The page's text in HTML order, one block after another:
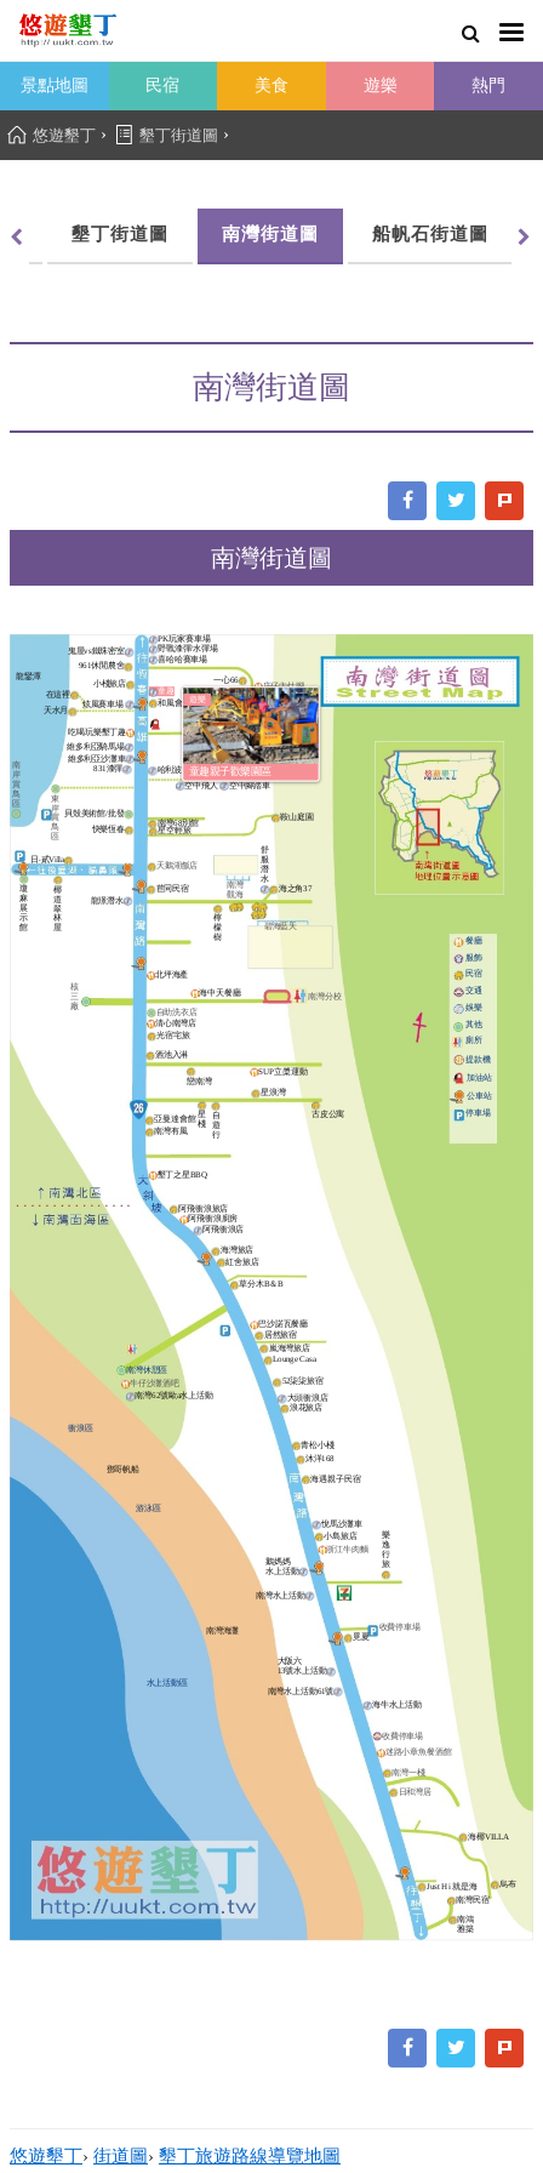
景點地圖 民宿 美食 遊樂 熱門
悠遊墾丁 › 墾丁街道圖 ›
墾丁街道圖 南灣街道圖 船帆石街道圖
南灣街道圖
南灣街道圖
遊樂
童趣親子歡樂園區
龍鑾潭
鄧哥帆船
衝浪區
南灣休憩區
南灣海灘
游泳區
水上活動區
大阪六
13號水上活動
南灣水上活動
餐廳
服飾
民宿
交通
娛樂
其他
廁所
提款機
加油站
停車場
PK玩家賽車場
喜哈哈賽車場
鬼屋vs鐵珠密室
炫風賽車場 和風會館
一心66
哈利波特飛球場 森林沙灘車
天鵝湖飯店
維多利亞沙灘車
東
岸
賞
鳥
區
南
岸
賞
鳥
區
貝殼美術館/批發
碧海藍天
南灣
觀海
北坪海產
清心南灣店
戀南灣
南灣分校
亞曼達會館
墾丁之星BBQ
椰
道
翠
林
屋
瓊
麻
展
示
館
龍璟潛水
核
三
廠
巴沙諾瓦餐廳
浪花旅店
大頭衝浪店
青松小棧
悅馬沙灘車
浙江牛肉麵
收費停車場
覓夏
迷路小章魚餐酒館
Just Hi 就是海
鵝媽媽
水上活動
海牛水上活動
樂
逸
行
旅
831漆彈
維多利亞騎馬場
童趣
古皮公寓
海灣旅店
悅
夏
小棧旅店
野戰漆彈/水彈場
小島旅店
烏布
南鴻
雅築
公車站
天水月
空中飛人 空中腳踏車
星浪灣
961休閒農舍
賀
宜
拉
星
棧
海遇親子民宿
Yellow House 俱樂部
Yellow House
在這裡
庄仔內灶腳
苣同民宿
自
遊
行
草分木B＆B
鞍山庭園
快樂恆春
阿飛衝浪廚房
嵐海灣旅店
檸
檬
樹
阿飛衝浪旅店
阿飛衝浪店
海中天餐廳
日‧貳Villa
南灣民宿
星空輕旅
Lounge Casa
紅舍旅店
酒池入淋
海之角37
居然旅宿
舒
服
潛
水
日和灣居
光宿宅旅
南灣有風
牛仔沙灘酒吧
自助洗衣店
南灣一棧
海椰VILLA
南灣水上活動61號
收費停車場
南灣68別館
沐洋168
吃喝玩樂墾丁趣
SUP立槳運動
52柒柒旅宿
南灣62號歐a水上活動
悠遊墾丁› 街道圖› 墾丁旅遊路線導覽地圖